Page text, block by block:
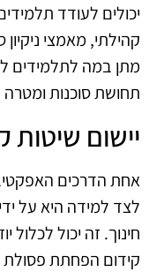
יכולים לעודד
קהילתי, מאמצי
מתן במה לתלמידים
תחושת סוכנות
יישום שיטות
אחת הדרכים
לצד למידה היא על
חינוך. זה יכול לכלול
קידום הפחתת פסולת